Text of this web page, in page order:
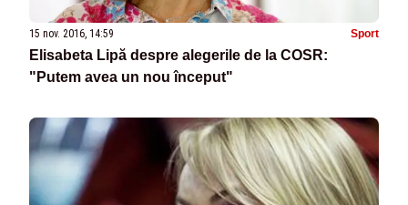
15 nov. 2016, 14:59 Sport
Elisabeta Lipă despre alegerile de la COSR:
"Putem avea un nou început"